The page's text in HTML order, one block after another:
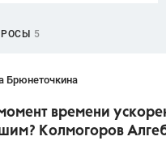
5
Брюнеточкина
времени
Колмогоров